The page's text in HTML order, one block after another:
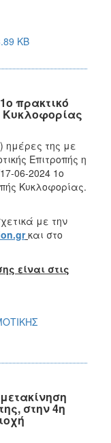
KB
πρακτικό
Κυκλοφορίας
ημέρες της με
Επιτροπής η
06-2024 1ο
Κυκλοφορίας.
με την
και στο
είναι στις
στην 4η